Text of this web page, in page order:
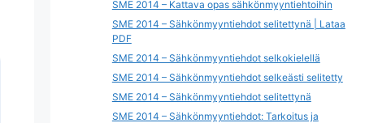
SME 2014 – Kattava opas sähkönmyyntiehtoihin
SME 2014 – Sähkönmyyntiehdot selitettynä | Lataa
PDF
SME 2014 – Sähkönmyyntiehdot selkokielellä
SME 2014 – Sähkönmyyntiehdot selkeästi selitetty
SME 2014 – Sähkönmyyntiehdot selitettynä
SME 2014 – Sähkönmyyntiehdot: Tarkoitus ja